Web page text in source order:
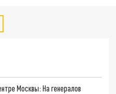
Москвы: На генералов